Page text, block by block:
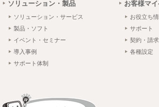
ソリューション・製品
ソリューション・サービス
製品・ソフト
イベント・セミナー
導入事例
サポート体制
お客様マ
お役立ち
サポート
契約・請
各種設定